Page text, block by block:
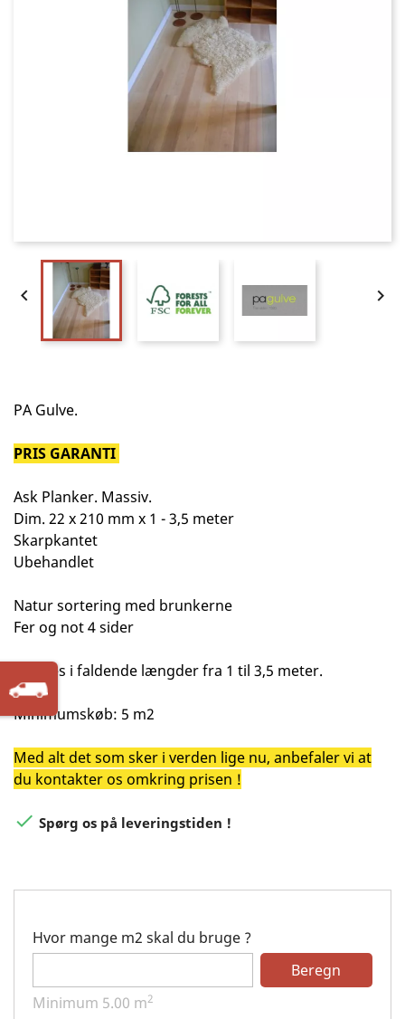
 
PA Gulve.
PRIS GARANTI
Ask Planker. Massiv.
Dim. 22 x 210 mm x 1 - 3,5 meter
Skarpkantet
Ubehandlet
Natur sortering med brunkerne
Fer og not 4 sider
Leveres i faldende længder fra 1 til 3,5 meter.
Minimumskøb: 5 m2
Med alt det som sker i verden lige nu, anbefaler vi at
du kontakter os omkring prisen !
 Spørg os på leveringstiden !
Hvor mange m2 skal du bruge ?
Beregn
Minimum 5.00 m2